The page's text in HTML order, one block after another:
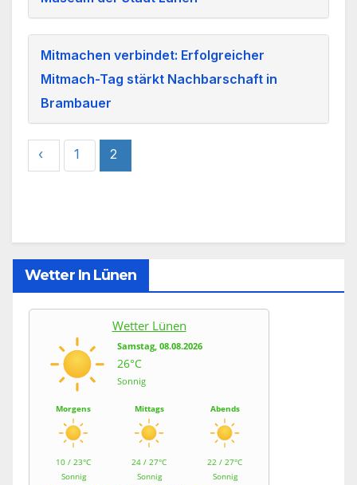
Mitmachen verbindet: Erfolgreicher
Mitmach-Tag stärkt Nachbarschaft in
Brambauer
‹ 1 2
Wetter In Lünen
Wetter Lünen
Samstag, 08.08.2026
26°C
Sonnig
Morgens
10 / 23°C
Sonnig
Mittags
24 / 27°C
Sonnig
Abends
22 / 27°C
Sonnig